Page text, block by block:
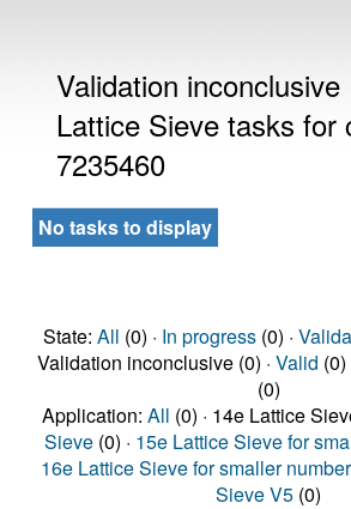
Validation inconclusive
Lattice Sieve tasks for
7235460
No tasks to display
State: All (0) · In progress(0) ·
Validation inconclusive (0) · Valid (0)
(0)
Application: All (0) · 14e Lattice
Sieve (0) · 15e Lattice Sieve for
16e Lattice Sieve for smaller
Sieve V5 (0)